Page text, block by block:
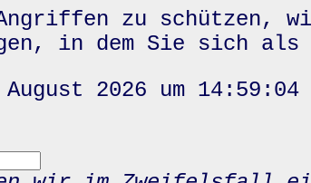
Angriffen zu schützen,
in dem Sie sich
2026 um 14:59:04